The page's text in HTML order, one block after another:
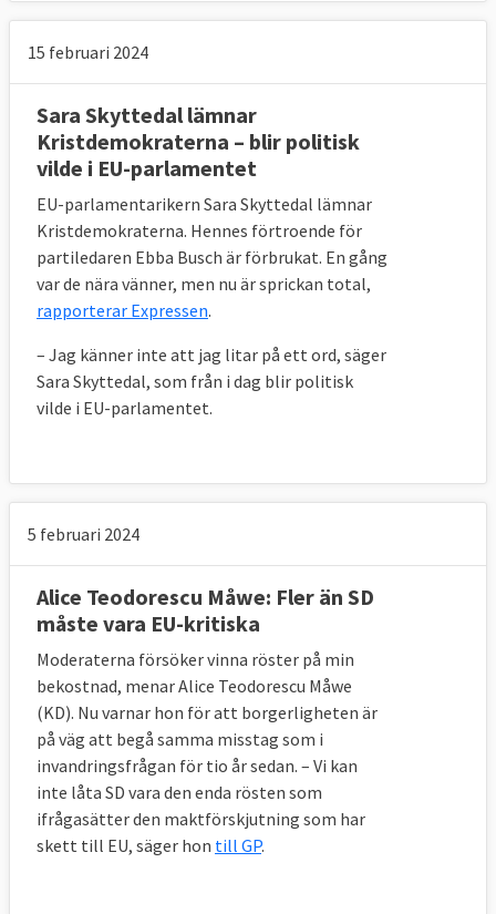
15 februari 2024
Sara Skyttedal lämnar
Kristdemokraterna – blir politisk
vilde i EU-parlamentet
EU-parlamentarikern Sara Skyttedal lämnar
Kristdemokraterna. Hennes förtroende för
partiledaren Ebba Busch är förbrukat. En gång
var de nära vänner, men nu är sprickan total,
rapporterar Expressen.
– Jag känner inte att jag litar på ett ord, säger
Sara Skyttedal, som från i dag blir politisk
vilde i EU-parlamentet.
5 februari 2024
Alice Teodorescu Måwe: Fler än SD
måste vara EU-kritiska
Moderaterna försöker vinna röster på min
bekostnad, menar Alice Teodorescu Måwe
(KD). Nu varnar hon för att borgerligheten är
på väg att begå samma misstag som i
invandringsfrågan för tio år sedan. – Vi kan
inte låta SD vara den enda rösten som
ifrågasätter den maktförskjutning som har
skett till EU, säger hon till GP.